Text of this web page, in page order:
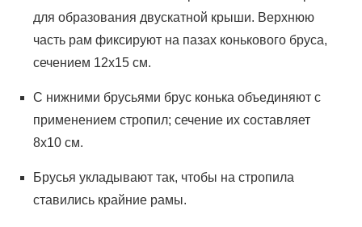
для образования двускатной крыши. Верхнюю
часть рам фиксируют на пазах конькового бруса,
сечением 12х15 см.
С нижними брусьями брус конька объединяют с
применением стропил; сечение их составляет
8х10 см.
Брусья укладывают так, чтобы на стропила
ставились крайние рамы.